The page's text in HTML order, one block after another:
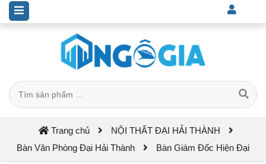
Trang chủ
NỘI THẤT ĐẠI HẢI THÀNH
Bàn Văn Phòng Đại Hải Thành
Bàn Giám Đốc Hiện Đại